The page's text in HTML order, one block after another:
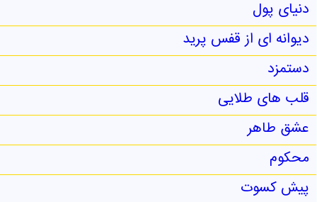
دنیای پول
دیوانه ای از قفس پرید
دستمزد
قلب های طلایی
عشق طاهر
محکوم
پیش کسوت